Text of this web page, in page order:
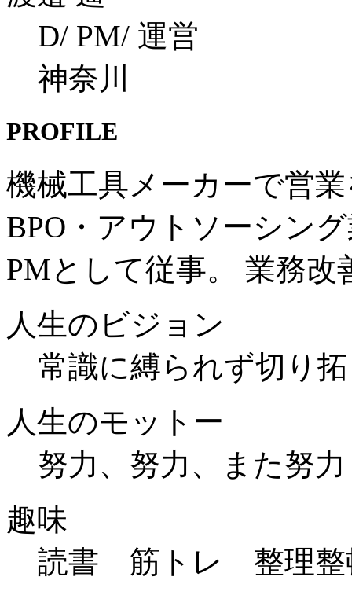
D/ PM/ 運営
神奈川
PROFILE
機械工具メーカーで営
BPO・アウトソーシン
PMとして従事。 業務
人生のビジョン
常識に縛られず切り
人生のモットー
努力、努力、また努力
趣味
読書 筋トレ 整理整